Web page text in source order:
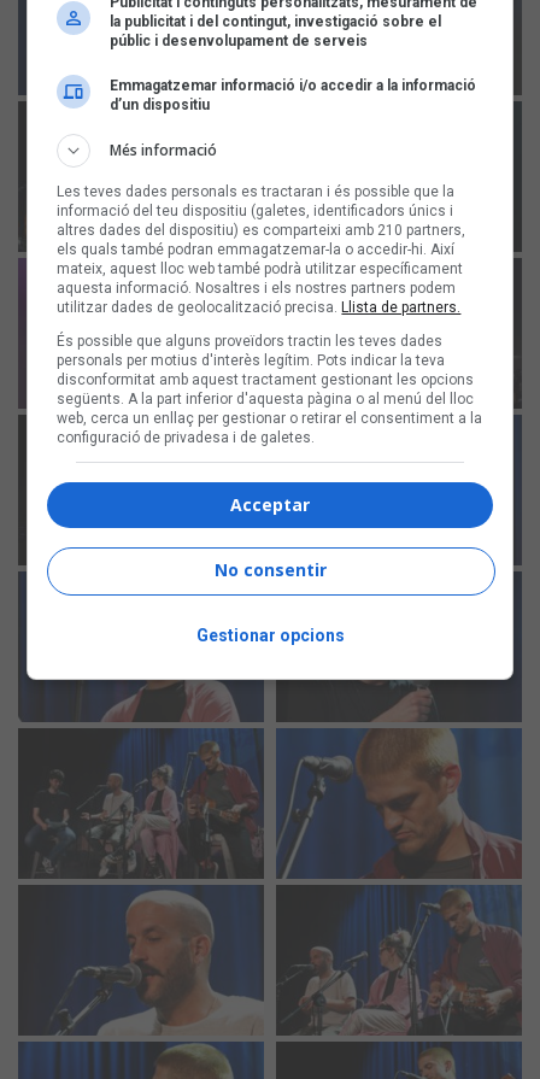
la publicitat i del contingut, investigació sobre el
públic i desenvolupament de serveis
Emmagatzemar informació i/o accedir a la informació
d’un dispositiu
Més informació
Les teves dades personals es tractaran i és possible que la
informació del teu dispositiu (galetes, identificadors únics i
altres dades del dispositiu) es comparteixi amb 210 partners,
els quals també podran emmagatzemar-la o accedir-hi. Així
mateix, aquest lloc web també podrà utilitzar específicament
aquesta informació. Nosaltres i els nostres partners podem
utilitzar dades de geolocalització precisa.Llista de partners.
És possible que alguns proveïdors tractin les teves dades
personals per motius d'interès legítim. Pots indicar la teva
disconformitat amb aquest tractament gestionant les opcions
següents. A la part inferior d'aquesta pàgina o al menú del lloc
web, cerca un enllaç per gestionar o retirar el consentiment a la
configuració de privadesa i de galetes.
Acceptar
No consentir
Gestionar opcions